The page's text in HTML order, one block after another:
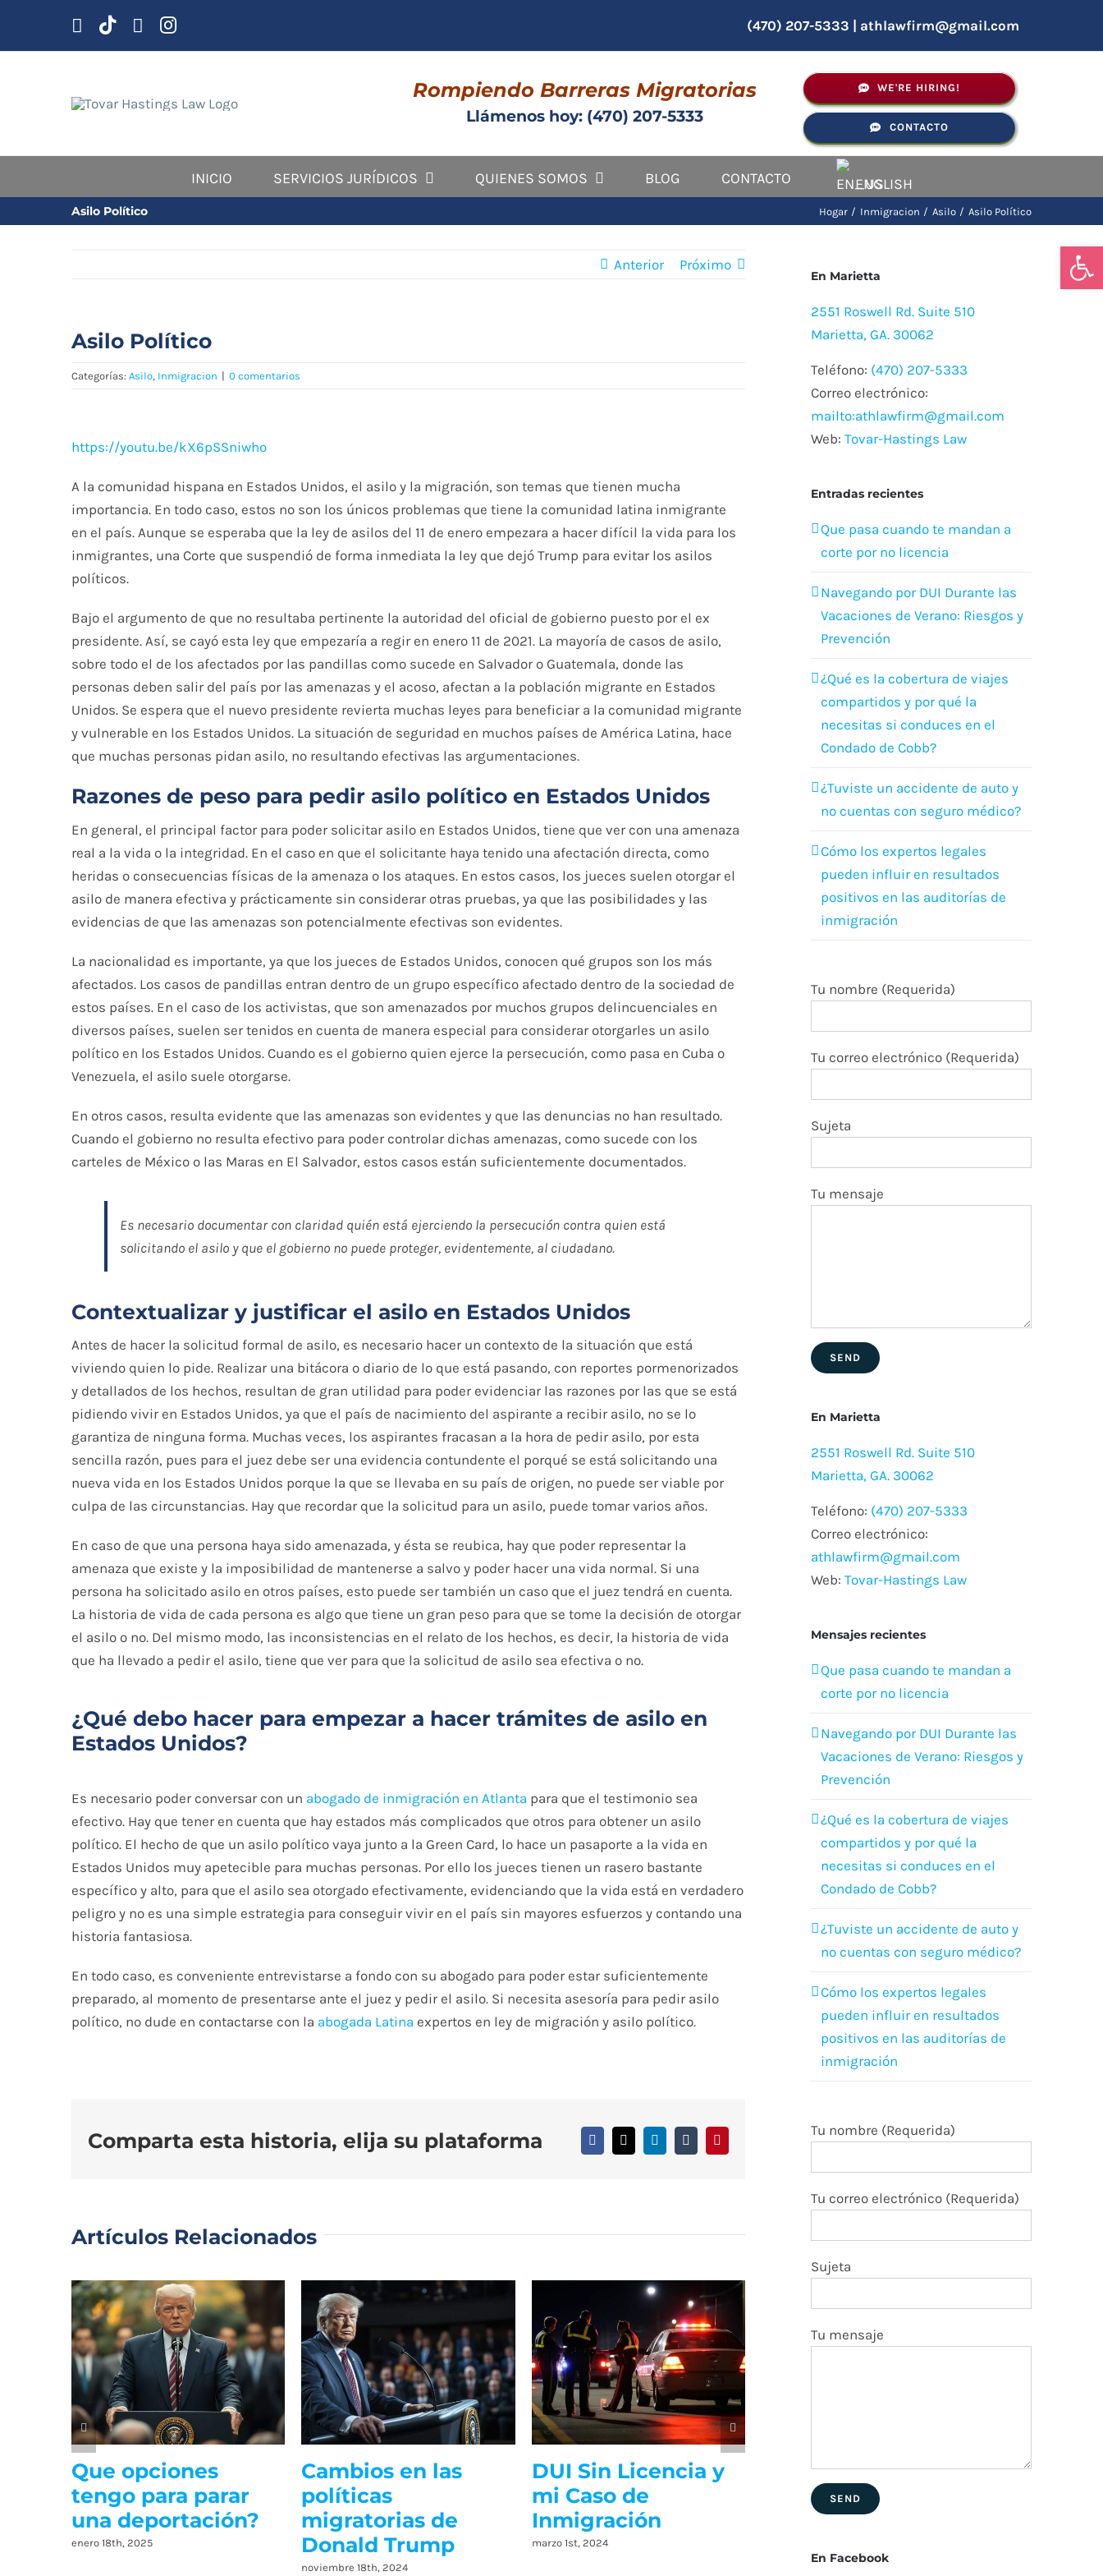
Abrir
contenido
(470) 207-5333 athlawfirm@gmail.com
Rompiendo Barreras Migratorias
Llámenos hoy: (470) 207-5333
WE'RE HIRING!
CONTACTO
INICIO SERVICIOS JURÍDICOS QUIENES SOMOS BLOG CONTACTO ENGLISH
Asilo Político Hogar Inmigracion Asilo Asilo Político
Anterior Próximo
Asilo Político
Categorías: Asilo, Inmigracion | 0 comentarios
https://youtu.be/kX6pSSniwho
A la comunidad hispana en Estados Unidos, el asilo y la migración, son temas que tienen mucha
importancia. En todo caso, estos no son los únicos problemas que tiene la comunidad latina inmigrante
en el país. Aunque se esperaba que la ley de asilos del 11 de enero empezara a hacer difícil la vida para los
inmigrantes, una Corte que suspendió de forma inmediata la ley que dejó Trump para evitar los asilos
políticos.
Bajo el argumento de que no resultaba pertinente la autoridad del oficial de gobierno puesto por el ex
presidente. Así, se cayó esta ley que empezaría a regir en enero 11 de 2021. La mayoría de casos de asilo,
sobre todo el de los afectados por las pandillas como sucede en Salvador o Guatemala, donde las
personas deben salir del país por las amenazas y el acoso, afectan a la población migrante en Estados
Unidos. Se espera que el nuevo presidente revierta muchas leyes para beneficiar a la comunidad migrante
y vulnerable en los Estados Unidos. La situación de seguridad en muchos países de América Latina, hace
que muchas personas pidan asilo, no resultando efectivas las argumentaciones.
Razones de peso para pedir asilo político en Estados Unidos
En general, el principal factor para poder solicitar asilo en Estados Unidos, tiene que ver con una amenaza
real a la vida o la integridad. En el caso en que el solicitante haya tenido una afectación directa, como
heridas o consecuencias físicas de la amenaza o los ataques. En estos casos, los jueces suelen otorgar el
asilo de manera efectiva y prácticamente sin considerar otras pruebas, ya que las posibilidades y las
evidencias de que las amenazas son potencialmente efectivas son evidentes.
La nacionalidad es importante, ya que los jueces de Estados Unidos, conocen qué grupos son los más
afectados. Los casos de pandillas entran dentro de un grupo específico afectado dentro de la sociedad de
estos países. En el caso de los activistas, que son amenazados por muchos grupos delincuenciales en
diversos países, suelen ser tenidos en cuenta de manera especial para considerar otorgarles un asilo
político en los Estados Unidos. Cuando es el gobierno quien ejerce la persecución, como pasa en Cuba o
Venezuela, el asilo suele otorgarse.
En otros casos, resulta evidente que las amenazas son evidentes y que las denuncias no han resultado.
Cuando el gobierno no resulta efectivo para poder controlar dichas amenazas, como sucede con los
carteles de México o las Maras en El Salvador, estos casos están suficientemente documentados.
Es necesario documentar con claridad quién está ejerciendo la persecución contra quien está
solicitando el asilo y que el gobierno no puede proteger, evidentemente, al ciudadano.
Contextualizar y justificar el asilo en Estados Unidos
Antes de hacer la solicitud formal de asilo, es necesario hacer un contexto de la situación que está
viviendo quien lo pide. Realizar una bitácora o diario de lo que está pasando, con reportes pormenorizados
y detallados de los hechos, resultan de gran utilidad para poder evidenciar las razones por las que se está
pidiendo vivir en Estados Unidos, ya que el país de nacimiento del aspirante a recibir asilo, no se lo
garantiza de ninguna forma. Muchas veces, los aspirantes fracasan a la hora de pedir asilo, por esta
sencilla razón, pues para el juez debe ser una evidencia contundente el porqué se está solicitando una
nueva vida en los Estados Unidos porque la que se llevaba en su país de origen, no puede ser viable por
culpa de las circunstancias. Hay que recordar que la solicitud para un asilo, puede tomar varios años.
En caso de que una persona haya sido amenazada, y ésta se reubica, hay que poder representar la
amenaza que existe y la imposibilidad de mantenerse a salvo y poder hacer una vida normal. Si una
persona ha solicitado asilo en otros países, esto puede ser también un caso que el juez tendrá en cuenta.
La historia de vida de cada persona es algo que tiene un gran peso para que se tome la decisión de otorgar
el asilo o no. Del mismo modo, las inconsistencias en el relato de los hechos, es decir, la historia de vida
que ha llevado a pedir el asilo, tiene que ver para que la solicitud de asilo sea efectiva o no.
¿Qué debo hacer para empezar a hacer trámites de asilo en
Estados Unidos?
Es necesario poder conversar con un abogado de inmigración en Atlanta para que el testimonio sea
efectivo. Hay que tener en cuenta que hay estados más complicados que otros para obtener un asilo
político. El hecho de que un asilo político vaya junto a la Green Card, lo hace un pasaporte a la vida en
Estados Unidos muy apetecible para muchas personas. Por ello los jueces tienen un rasero bastante
específico y alto, para que el asilo sea otorgado efectivamente, evidenciando que la vida está en verdadero
peligro y no es una simple estrategia para conseguir vivir en el país sin mayores esfuerzos y contando una
historia fantasiosa.
En todo caso, es conveniente entrevistarse a fondo con su abogado para poder estar suficientemente
preparado, al momento de presentarse ante el juez y pedir el asilo. Si necesita asesoría para pedir asilo
político, no dude en contactarse con la abogada Latina expertos en ley de migración y asilo político.
Comparta esta historia, elija su plataforma Facebook
X LinkedInTumblrPinterest
Artículos Relacionados
Que opciones
tengo para parar
una deportación?
enero 18th, 2025
Cambios en las
políticas
migratorias de
Donald Trump
noviembre 18th, 2024
DUI Sin Licencia y
mi Caso de
Inmigración
marzo 1st, 2024
La importancia de
buscar
representación
independientemente
En Marietta
2551 Roswell Rd. Suite 510
Marietta, GA. 30062
Teléfono: (470) 207-5333
Correo electrónico:
mailto:athlawfirm@gmail.com
Web: Tovar-Hastings Law
Entradas recientes
Que pasa cuando te mandan a
corte por no licencia
Navegando por DUI Durante las
Vacaciones de Verano: Riesgos y
Prevención
¿Qué es la cobertura de viajes
compartidos y por qué la
necesitas si conduces en el
Condado de Cobb?
¿Tuviste un accidente de auto y
no cuentas con seguro médico?
Cómo los expertos legales
pueden influir en resultados
positivos en las auditorías de
inmigración
Tu nombre (Requerida)
Tu correo electrónico (Requerida)
Sujeta
Tu mensaje
En Marietta
2551 Roswell Rd. Suite 510
Marietta, GA. 30062
Teléfono: (470) 207-5333
Correo electrónico:
athlawfirm@gmail.com
Web: Tovar-Hastings Law
Mensajes recientes
Que pasa cuando te mandan a
corte por no licencia
Navegando por DUI Durante las
Vacaciones de Verano: Riesgos y
Prevención
¿Qué es la cobertura de viajes
compartidos y por qué la
necesitas si conduces en el
Condado de Cobb?
¿Tuviste un accidente de auto y
no cuentas con seguro médico?
Cómo los expertos legales
pueden influir en resultados
positivos en las auditorías de
inmigración
Tu nombre (Requerida)
Tu correo electrónico (Requerida)
Sujeta
Tu mensaje
En Facebook